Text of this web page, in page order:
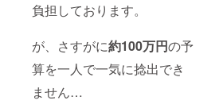
負担しております。
が、さすがに約100万円の予
算を一人で一気に捻出でき
ません…